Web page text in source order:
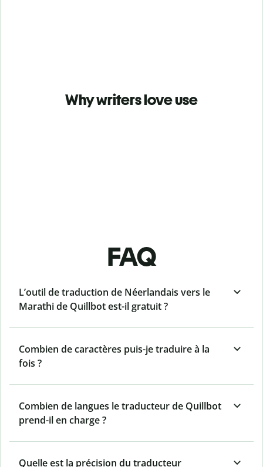
Why writers love use
FAQ
L’outil de traduction de Néerlandais vers le
Marathi de Quillbot est-il gratuit ?
Combien de caractères puis-je traduire à la
fois ?
Combien de langues le traducteur de Quillbot
prend-il en charge ?
Quelle est la précision du traducteur